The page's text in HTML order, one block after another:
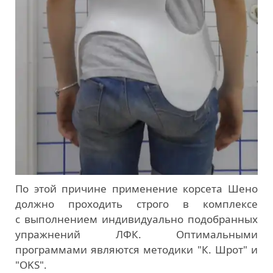
По этой причине применение корсета Шено
должно проходить строго в комплексе
с выполнением индивидуально подобранных
упражнений ЛФК. Оптимальными
программами являются методики "К. Шрот" и
"OKS".